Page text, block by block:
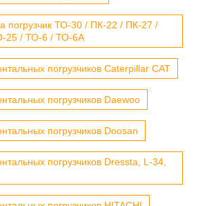
погрузчик ТО-30 / ПК-22 / ПК-27 /
25 / ТО-6 / ТО-6А
погрузчиков Caterpillar CAT
погрузчиков Daewoo
погрузчиков Doosan
погрузчиков Dressta, L-34,